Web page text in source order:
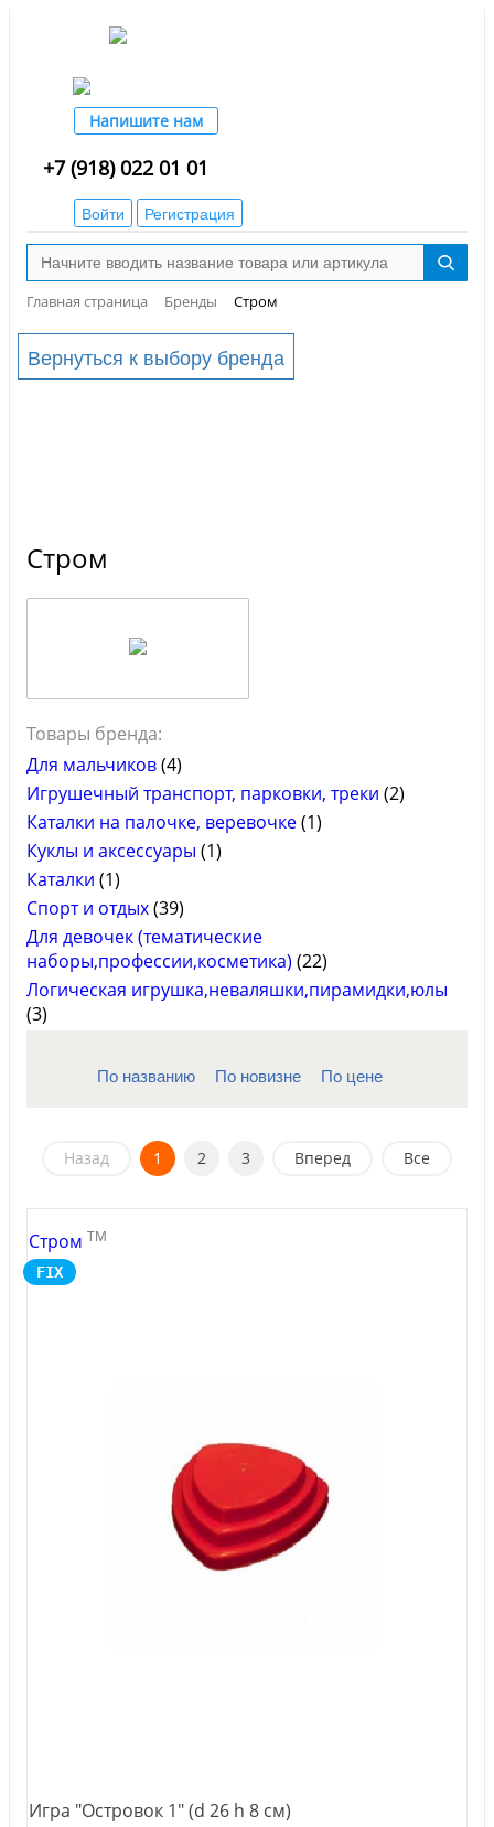
Напишите нам
+7 (918) 022 01 01
Войти Регистрация
Главная страница Бренды Стром
Вернуться к выбору бренда
Стром
Товары бренда:
Для мальчиков(4)
Игрушечный транспорт, парковки, треки (2)
Каталки на палочке, веревочке(1)
Куклы и аксессуары (1)
Каталки (1)
Спорт и отдых(39)
Для девочек (тематические
наборы,профессии,косметика) (22)
Логическая игрушка,неваляшки,пирамидки,юлы
(3)
По названию По новизне По цене
Назад 1 2 3 Вперед Все
Стром TM
FIX
Игра "Островок 1" (d 26 h 8 см)